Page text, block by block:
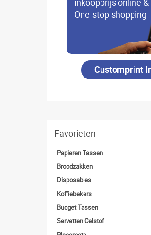
inkoopprijs online &
One-stop shopping
Customprint
Favorieten
Papieren Tassen
Broodzakken
Disposables
Koffiebekers
Budget Tassen
Servetten Celstof